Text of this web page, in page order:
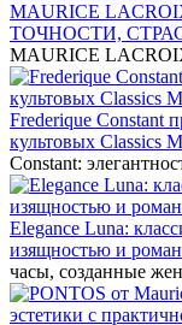
MAURICE
ТОЧНОСТИ,
MAURICE
Frederique Constant
культовых Classics
Constant:
Elegance Luna:
изящностью и
часы, созданные